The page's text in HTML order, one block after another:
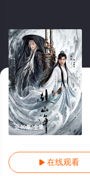
全40集/全集
 在线观看